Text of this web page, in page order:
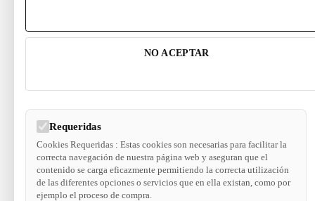
NO ACEPTAR
Requeridas
Cookies Requeridas : Estas cookies son necesarias para facilitar la
correcta navegación de nuestra página web y aseguran que el
contenido se carga eficazmente permitiendo la correcta utilización
de las diferentes opciones o servicios que en ella existan, como por
ejemplo el proceso de compra.